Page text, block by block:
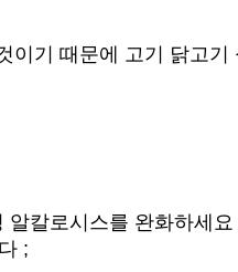
기 때문에 고기 닭고
칼로시스를 완화하세요
;